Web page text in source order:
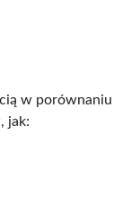
w porównaniu
jak: